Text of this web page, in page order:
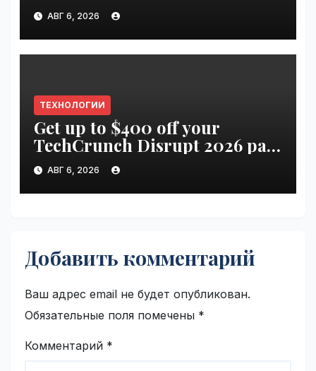
АВГ 6, 2026
ТЕХНОЛОГИИ
Get up to $400 off your
TechCrunch Disrupt 2026 pass
until Friday | VseTime.ru
АВГ 6, 2026
Добавить комментарий
Ваш адрес email не будет опубликован.
Обязательные поля помечены *
Комментарий *